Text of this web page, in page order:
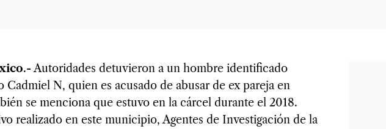
.- Autoridades detuvieron a un hombre identificado
Cadmiel N, quien es acusado de abusar de ex pareja en
se menciona que estuvo en la cárcel durante el 2018.
realizado en este municipio, Agentes de Investigación de la